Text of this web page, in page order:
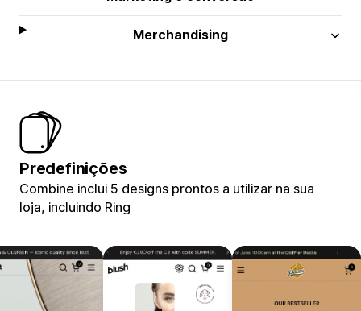
Merchandising
Predefinições
Combine inclui 5 designs prontos a utilizar na sua
loja, incluindo Ring